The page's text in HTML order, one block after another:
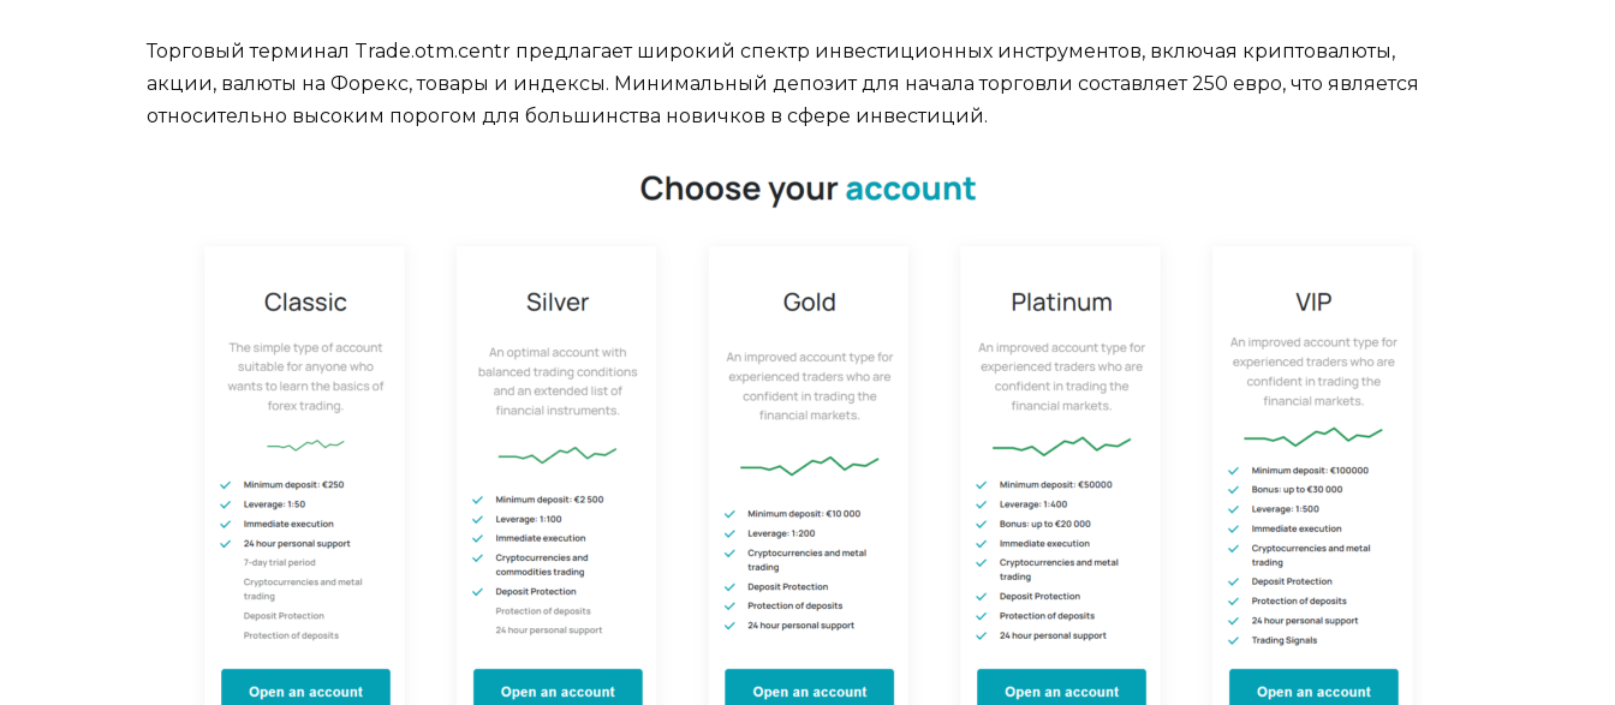
Торговый терминал Trade.otm.centr предлагает широкий спектр инвестиционных инструментов, включая криптовалюты,
акции, валюты на Форекс, товары и индексы. Минимальный депозит для начала торговли составляет 250 евро, что является
относительно высоким порогом для большинства новичков в сфере инвестиций.